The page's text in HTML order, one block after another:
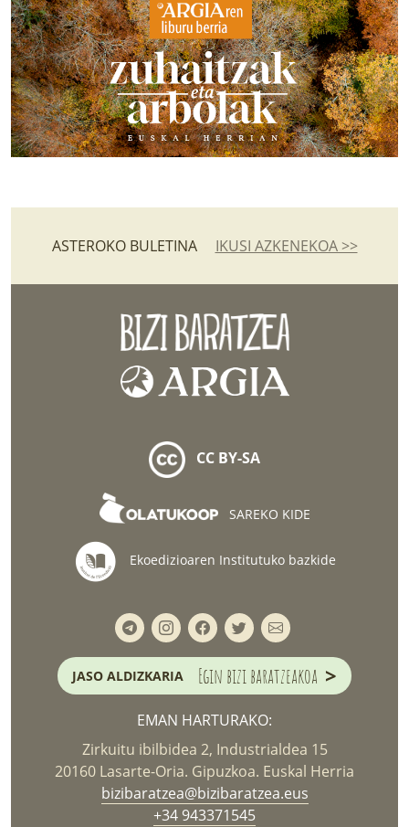
ASTEROKO BULETINA IKUSI AZKENEKOA >>
CC BY-SA
SAREKO KIDE
Ekoedizioaren Institutuko bazkide
JASO ALDIZKARIA Egin bizi baratzeakoa >
EMAN HARTURAKO:
Zirkuitu ibilbidea 2, Industrialdea 15
20160 Lasarte-Oria. Gipuzkoa. Euskal Herria
bizibaratzea@bizibaratzea.eus
+34 943371545